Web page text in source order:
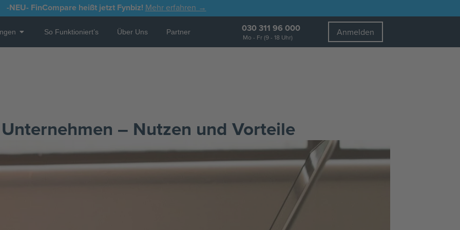
-NEU-FinCompare heißt jetzt Fynbiz! Mehr erfahren →
Open Leistungen
So Funktioniert’s Über Uns Partner 030 311 96 000
Mo - Fr (9 - 18 Uhr) Anmelden
– Nutzen und Vorteile